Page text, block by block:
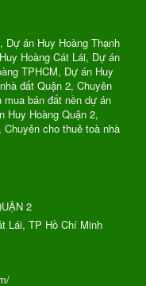
Dự án Huy Hoàng Thạnh
Hoàng Cát Lái, Dự án
TPHCM, Dự án Huy
đất Quận 2, Chuyên
bán đất nền dự án
Huy Hoàng Quận 2,
cho thuê toà nhà
2
Lái, TP Hồ Chí Minh